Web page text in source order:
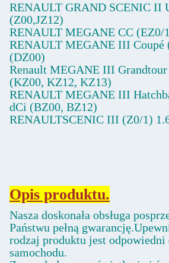
RENAULT GRAND SCENIC II
(Z00,JZ12)
RENAULT MEGANE CC (EZ0/
RENAULT MEGANE III Coupé
(DZ00)
Renault MEGANE III
(KZ00, KZ12, KZ13)
RENAULT MEGANE III
dCi (BZ00, BZ12)
RENAULTSCENIC III (Z0/1)
Opis produktu.
Nasza doskonała obsługa
Państwu pełną
rodzaj produktu jest odpowiedni
samochodu.